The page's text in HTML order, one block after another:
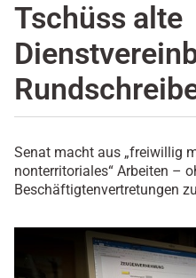
Tschüss alte
Senat macht aus „freiwillig
nonterritoriales“ Arbeiten –
Beschäftigtenvertretungen